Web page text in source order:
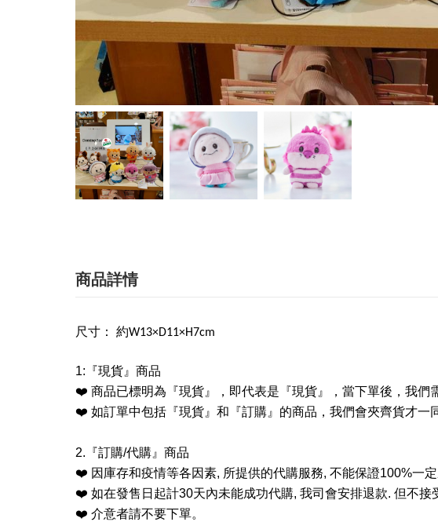
商品詳情
尺寸： 約W13×D11×H7cm
1: 『現貨』商品
❤️ 商品已標明為『現貨』，即代表是『現貨』，當下單後，我們
❤️ 如訂單中包括『現貨』和『訂購』的商品，我們會夾齊貨才一
2. 『訂購/代購』商品
❤️ 因庫存和疫情等各因素, 所提供的代購服務, 不能保證100%一定
❤️ 如在發售日起計30天內未能成功代購, 我司會安排退款. 但不接
❤️ 介意者請不要下單。